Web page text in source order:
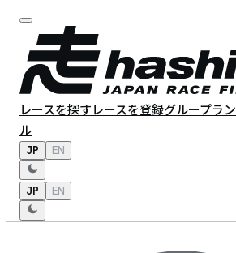
レースを探すレースを登録グループラン
ル
JP EN
JP EN